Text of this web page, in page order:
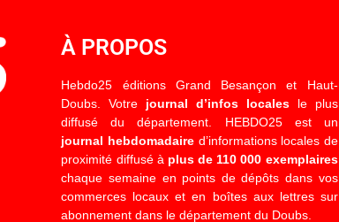
À PROPOS
Hebdo25 éditions Grand Besançon et Haut-
Doubs. Votre journal d’infos localesle plus
diffusé du département. HEBDO25 est un
journal hebdomadaired’informations locales de
proximité diffusé à plus de 110 000 exemplaires
chaque semaine en points de dépôts dans vos
commerces locaux et en boîtes aux lettres sur
abonnement dans le département du Doubs.